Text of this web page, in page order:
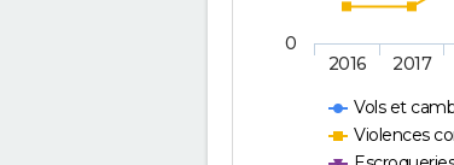
Vols et
Violences
2016 2017
0